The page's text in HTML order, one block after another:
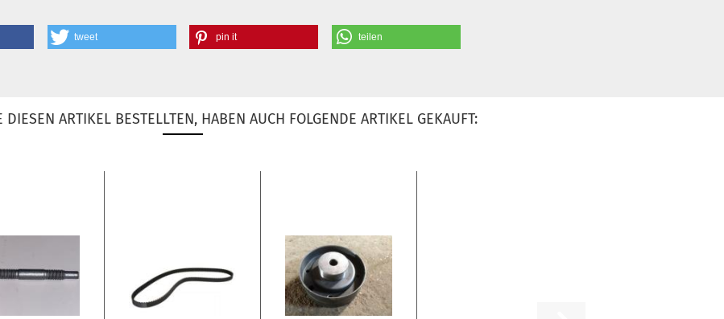
tweet pin it teilen
DIESEN ARTIKEL BESTELLTEN, HABEN AUCH FOLGENDE ARTIKEL GEKAUFT: